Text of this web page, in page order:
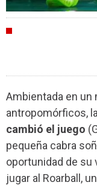
Ambientada en un
antropomórficos,
cambió el juego
pequeña cabra
oportunidad de su
jugar al Roarball,